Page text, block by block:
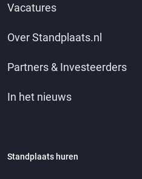
Vacatures
Over Standplaats.nl
Partners & Investeerders
In het nieuws
Standplaats huren